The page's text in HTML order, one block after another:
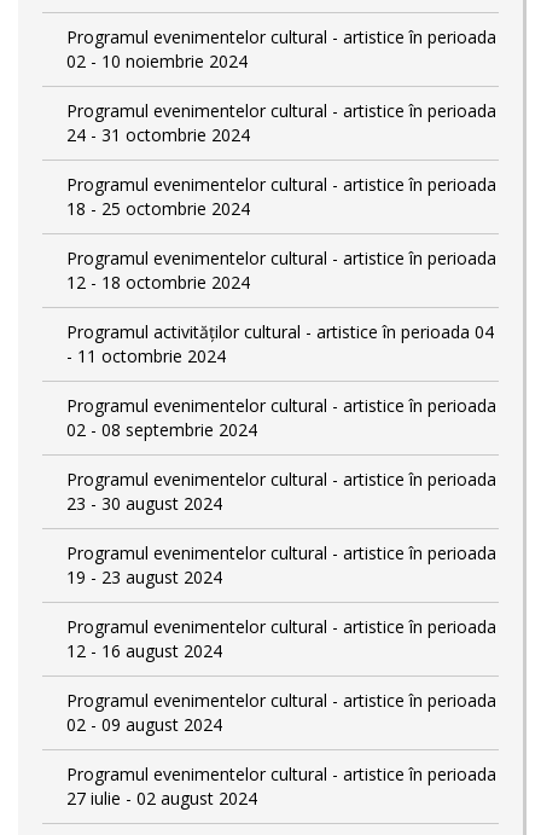
Programul evenimentelor cultural - artistice în perioada
02 - 10 noiembrie 2024
Programul evenimentelor cultural - artistice în perioada
24 - 31 octombrie 2024
Programul evenimentelor cultural - artistice în perioada
18 - 25 octombrie 2024
Programul evenimentelor cultural - artistice în perioada
12 - 18 octombrie 2024
Programul activităților cultural - artistice în perioada 04
- 11 octombrie 2024
Programul evenimentelor cultural - artistice în perioada
02 - 08 septembrie 2024
Programul evenimentelor cultural - artistice în perioada
23 - 30 august 2024
Programul evenimentelor cultural - artistice în perioada
19 - 23 august 2024
Programul evenimentelor cultural - artistice în perioada
12 - 16 august 2024
Programul evenimentelor cultural - artistice în perioada
02 - 09 august 2024
Programul evenimentelor cultural - artistice în perioada
27 iulie - 02 august 2024